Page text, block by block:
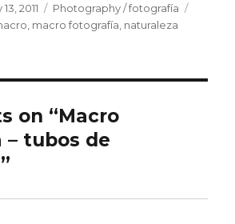
13, 2011 Categories
Photography / fotografía
macro fotografía naturaleza
on “Macro
tubos de